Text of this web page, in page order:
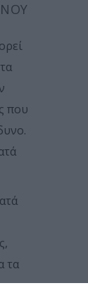
που
τα